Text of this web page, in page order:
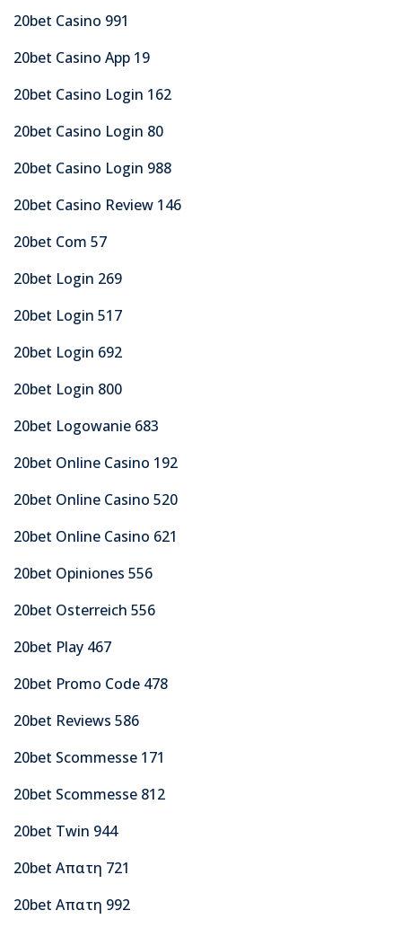
20bet Casino 991
20bet Casino App 19
20bet Casino Login 162
20bet Casino Login 80
20bet Casino Login 988
20bet Casino Review 146
20bet Com 57
20bet Login 269
20bet Login 517
20bet Login 692
20bet Login 800
20bet Logowanie 683
20bet Online Casino 192
20bet Online Casino 520
20bet Online Casino 621
20bet Opiniones 556
20bet Osterreich 556
20bet Play 467
20bet Promo Code 478
20bet Reviews 586
20bet Scommesse 171
20bet Scommesse 812
20bet Twin 944
20bet Απατη 721
20bet Απατη 992